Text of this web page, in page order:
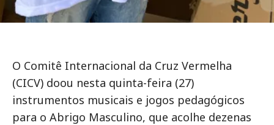
O Comitê Internacional da Cruz Vermelha
(CICV) doou nesta quinta-feira (27)
instrumentos musicais e jogos pedagógicos
para o Abrigo Masculino, que acolhe dezenas